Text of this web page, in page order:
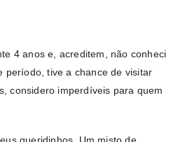
4 anos e, acreditem, não conheci
período, tive a chance de visitar
considero imperdíveis para quem